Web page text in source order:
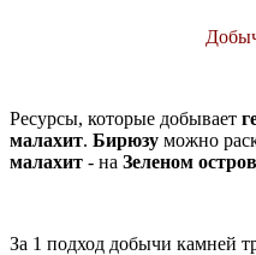
Ресурсы, которые добывает
малахит. Бирюзу можно
малахит - на Зеленом
За 1 подход добычи камней